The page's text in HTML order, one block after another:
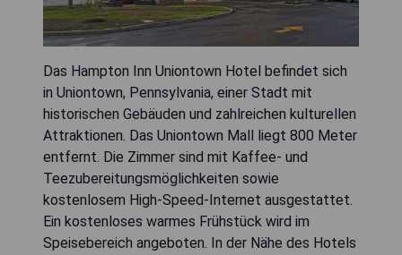
Das Hampton Inn Uniontown Hotel befindet sich
in Uniontown, Pennsylvania, einer Stadt mit
historischen Gebäuden und zahlreichen kulturellen
Attraktionen. Das Uniontown Mall liegt 800 Meter
entfernt. Die Zimmer sind mit Kaffee- und
Teezubereitungsmöglichkeiten sowie
kostenlosem High-Speed-Internet ausgestattet.
Ein kostenloses warmes Frühstück wird im
Speisebereich angeboten. In der Nähe des Hotels